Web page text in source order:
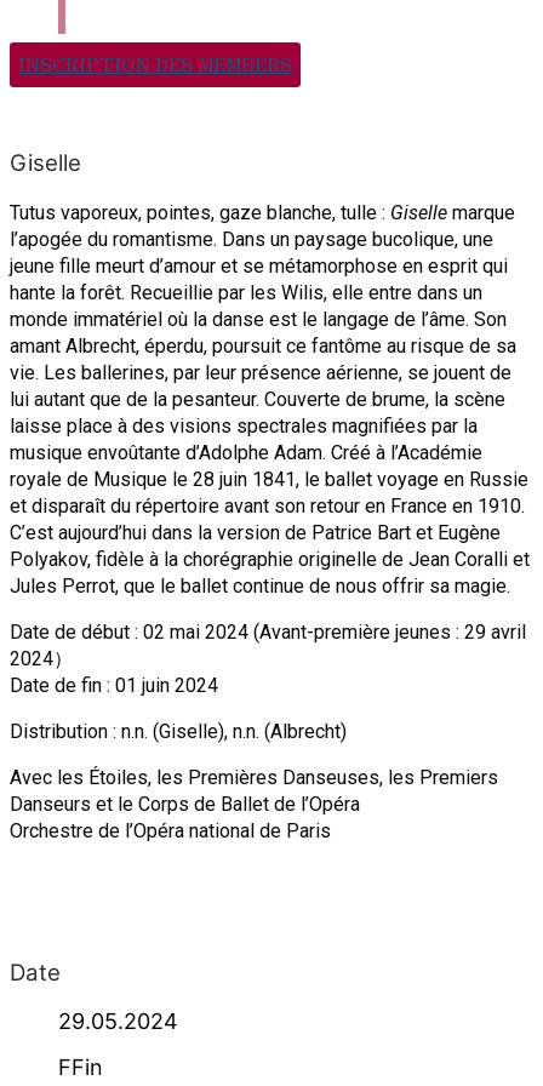
INSCRIPTION DES MEMBERS
Giselle
Tutus vaporeux, pointes, gaze blanche, tulle : Giselle marque
l’apogée du romantisme. Dans un paysage bucolique, une
jeune fille meurt d’amour et se métamorphose en esprit qui
hante la forêt. Recueillie par les Wilis, elle entre dans un
monde immatériel où la danse est le langage de l’âme. Son
amant Albrecht, éperdu, poursuit ce fantôme au risque de sa
vie. Les ballerines, par leur présence aérienne, se jouent de
lui autant que de la pesanteur. Couverte de brume, la scène
laisse place à des visions spectrales magnifiées par la
musique envoûtante d’Adolphe Adam. Créé à l’Académie
royale de Musique le 28 juin 1841, le ballet voyage en Russie
et disparaît du répertoire avant son retour en France en 1910.
C’est aujourd’hui dans la version de Patrice Bart et Eugène
Polyakov, fidèle à la chorégraphie originelle de Jean Coralli et
Jules Perrot, que le ballet continue de nous offrir sa magie.
Date de début : 02 mai 2024 (Avant-première jeunes : 29 avril
2024）
Date de fin : 01 juin 2024
Distribution : n.n. (Giselle), n.n. (Albrecht)
Avec les Étoiles, les Premières Danseuses, les Premiers
Danseurs et le Corps de Ballet de l’Opéra
Orchestre de l’Opéra national de Paris
Date
29.05.2024
FFin